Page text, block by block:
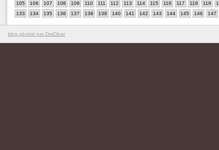
105
106 107 108 109 110 111 112 113 114 115 116 117 118 119
133
134 135 136 137 138 139 140 141 142 143 144 145 146 147
blog généré par DotClear